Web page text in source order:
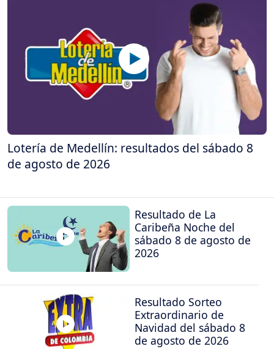
Lotería de Medellín: resultados del sábado 8
de agosto de 2026
Resultado de La
Caribeña Noche del
sábado 8 de agosto de
2026
Resultado Sorteo
Extraordinario de
Navidad del sábado 8
de agosto de 2026